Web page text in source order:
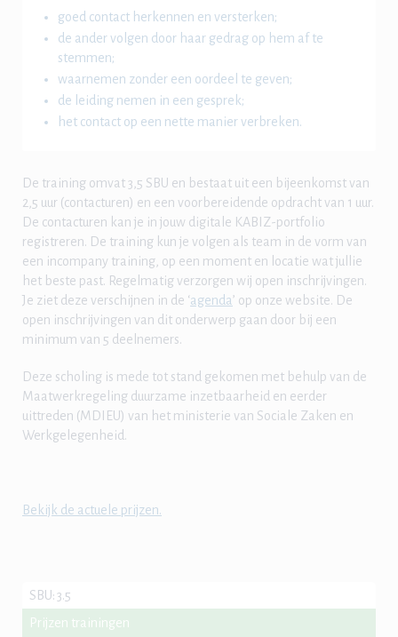
goed contact herkennen en versterken;
de ander volgen door haar gedrag op hem af te
stemmen;
waarnemen zonder een oordeel te geven;
de leiding nemen in een gesprek;
het contact op een nette manier verbreken.
De training omvat 3,5 SBU en bestaat uit een bijeenkomst van
2,5 uur (contacturen) en een voorbereidende opdracht van 1 uur.
De contacturen kan je in jouw digitale KABIZ-portfolio
registreren. De training kun je volgen als team in de vorm van
een incompany training, op een moment en locatie wat jullie
het beste past. Regelmatig verzorgen wij open inschrijvingen.
Je ziet deze verschijnen in de ‘agenda’ op onze website. De
open inschrijvingen van dit onderwerp gaan door bij een
minimum van 5 deelnemers.
Deze scholing is mede tot stand gekomen met behulp van de
Maatwerkregeling duurzame inzetbaarheid en eerder
uittreden (MDIEU) van het ministerie van Sociale Zaken en
Werkgelegenheid.
Bekijk de actuele prijzen.
SBU:3.5
Prijzen trainingen